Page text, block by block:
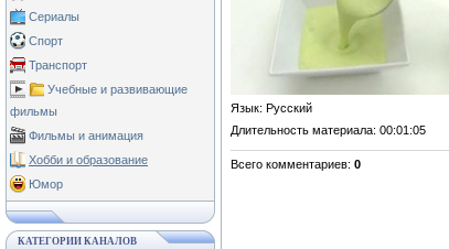
Сериалы
Спорт
Транспорт
Учебные и развивающие
фильмы
Фильмы и анимация
Хобби и образование
Юмор
КАТЕГОРИИ КАНАЛОВ
Язык: Русский
Длительность материала: 00:01:05
Всего комментариев: 0